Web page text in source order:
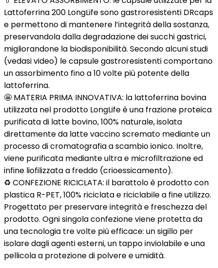
Lattoferrina 200 LongLife sono gastroresistenti DRcaps
e permettono di mantenere l’integrità della sostanza,
preservandola dalla degradazione dei succhi gastrici,
migliorandone la biodisponibilità. Secondo alcuni studi
(vedasi video) le capsule gastroresistenti comportano
un assorbimento fino a 10 volte più potente della
lattoferrina.
🤩 MATERIA PRIMA INNOVATIVA: la lattoferrina bovina
utilizzata nel prodotto LongLife è una frazione proteica
purificata di latte bovino, 100% naturale, isolata
direttamente da latte vaccino scremato mediante un
processo di cromatografia a scambio ionico. Inoltre,
viene purificata mediante ultra e microfiltrazione ed
infine liofilizzata a freddo (crioessicamento).
♻ CONFEZIONE RICICLATA: il barattolo è prodotto con
plastica R-PET, 100% riciclata e riciclabile a fine utilizzo.
Progettato per preservare integrità e freschezza del
prodotto. Ogni singola confezione viene protetta da
una tecnologia tre volte più efficace: un sigillo per
isolare dagli agenti esterni, un tappo inviolabile e una
pellicola a protezione di polvere e umidità.